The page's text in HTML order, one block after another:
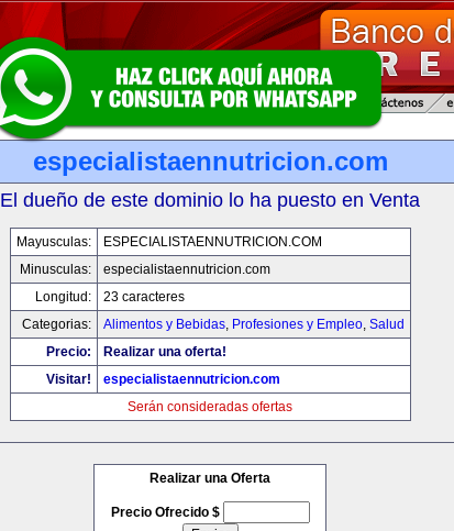
especialistaennutricion.com
El dueño de este dominio lo ha puesto en Venta
Mayusculas:
ESPECIALISTAENNUTRICION.COM
Minusculas:
especialistaennutricion.com
Longitud:
23 caracteres
Categorias:
Alimentos y Bebidas, Profesiones y Empleo, Salud
Precio:
Realizar una oferta!
Visitar!
especialistaennutricion.com
Serán consideradas ofertas
Realizar una Oferta
Precio Ofrecido $